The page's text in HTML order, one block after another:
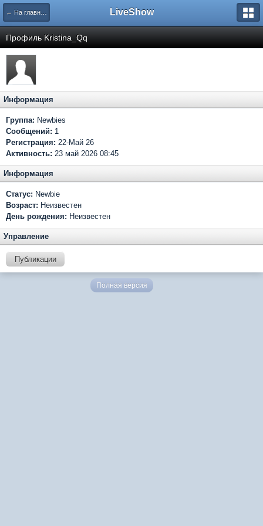
← На главную LiveShow
Профиль Kristina_Qq
Информация
Группа: Newbies
Сообщений: 1
Регистрация: 22-Май 26
Активность: 23 май 2026 08:45
Информация
Статус: Newbie
Возраст: Неизвестен
День рождения: Неизвестен
Управление
Публикации
Полная версия